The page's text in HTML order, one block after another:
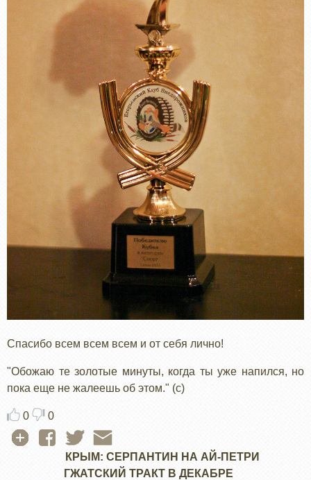
Спасибо всем всем всем и от себя лично!
"Обожаю те золотые минуты, когда ты уже напился, но
пока еще не жалеешь об этом." (с)
0 0
КРЫМ: СЕРПАНТИН НА АЙ-ПЕТРИ
ГЖАТСКИЙ ТРАКТ В ДЕКАБРЕ